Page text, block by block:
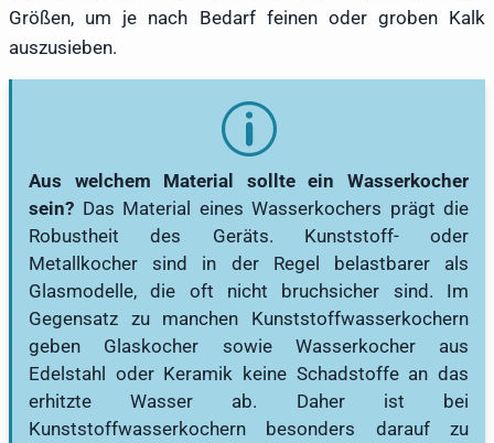
Größen, um je nach Bedarf feinen oder groben Kalk
auszusieben.
Aus welchem Material sollte ein Wasserkocher
sein? Das Material eines Wasserkochers prägt die
Robustheit des Geräts. Kunststoff- oder
Metallkocher sind in der Regel belastbarer als
Glasmodelle, die oft nicht bruchsicher sind. Im
Gegensatz zu manchen Kunststoffwasserkochern
geben Glaskocher sowie Wasserkocher aus
Edelstahl oder Keramik keine Schadstoffe an das
erhitzte Wasser ab. Daher ist bei
Kunststoffwasserkochern besonders darauf zu